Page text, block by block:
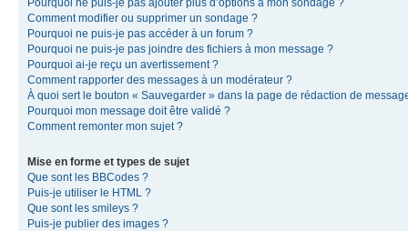
Comment modifier ou supprimer un sondage ?
Pourquoi ne puis-je pas accéder à un forum ?
Pourquoi ne puis-je pas joindre des fichiers à mon message ?
Pourquoi ai-je reçu un avertissement ?
Comment rapporter des messages à un modérateur ?
À quoi sert le bouton « Sauvegarder » dans la page de rédaction de
Pourquoi mon message doit être validé ?
Comment remonter mon sujet ?
Mise en forme et types de sujet
Que sont les BBCodes ?
Puis-je utiliser le HTML ?
Que sont les smileys ?
Puis-je publier des images ?